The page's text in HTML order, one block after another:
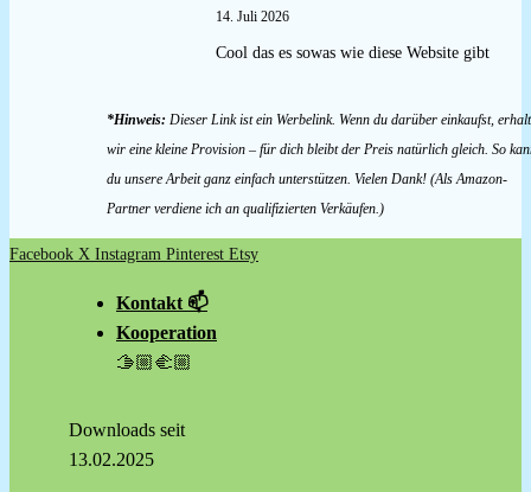
14. Juli 2026
Cool das es sowas wie diese Website gibt
*Hinweis: Dieser Link ist ein Werbelink. Wenn du darüber einkaufst,
wir eine kleine Provision – für dich bleibt der Preis natürlich gleich. So
du unsere Arbeit ganz einfach unterstützen. Vielen Dank! (Als Amazon-
Partner verdiene ich an qualifizierten Verkäufen.)
Facebook X Instagram Pinterest Etsy
Kontakt 📫
Kooperation
🫱🏼‍🫲🏼
Downloads seit
13.02.2025